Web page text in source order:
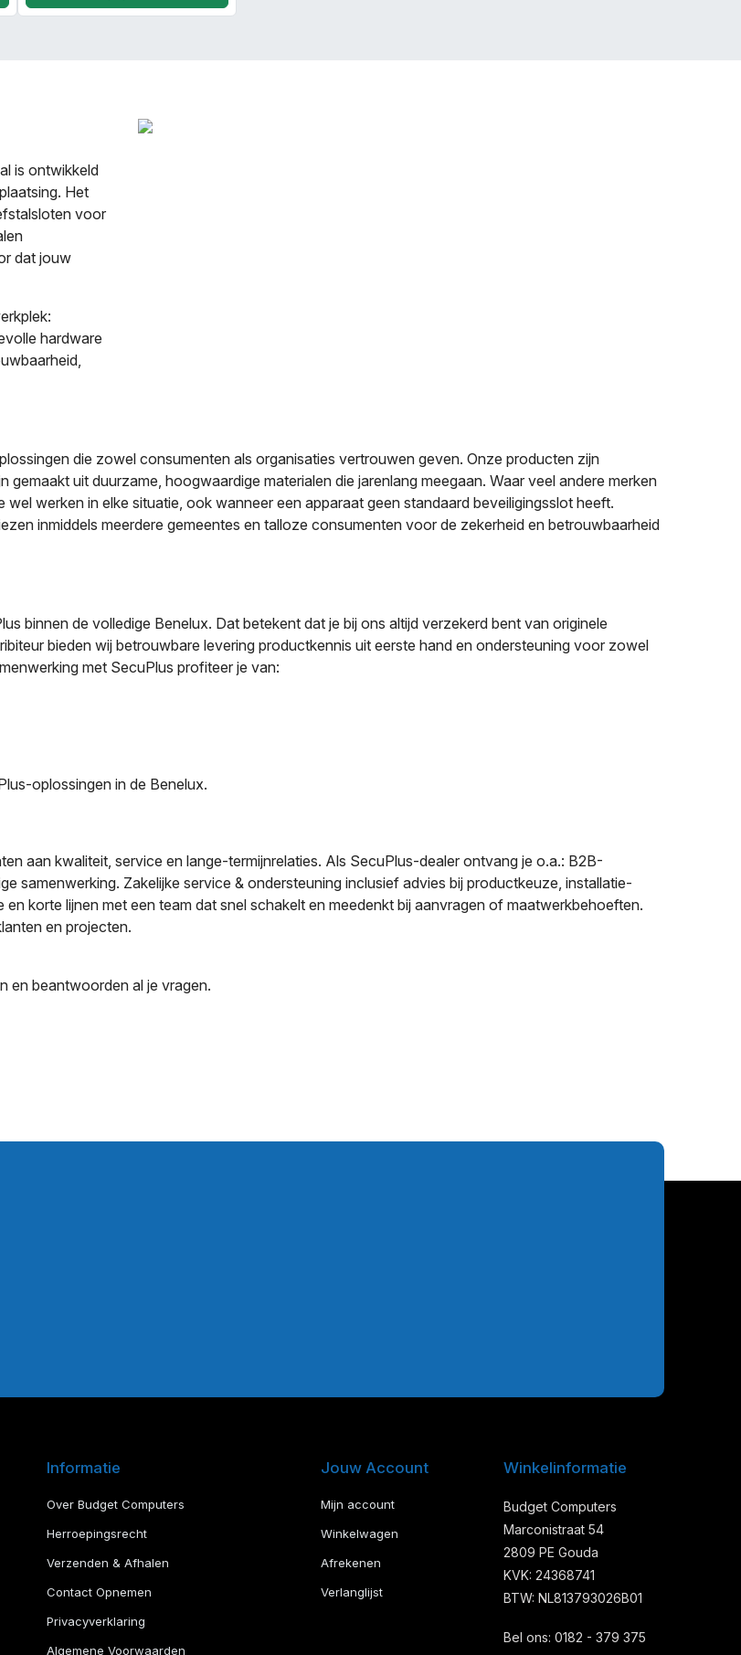
is ontwikkeld
Het
voor
dat jouw
hardware
die zowel consumenten als organisaties vertrouwen geven. Onze producten zijn
uit duurzame, hoogwaardige materialen die jarenlang meegaan. Waar veel andere merken
werken in elke situatie, ook wanneer een apparaat geen standaard beveiligingsslot heeft.
inmiddels meerdere gemeentes en talloze consumenten voor de zekerheid en betrouwbaarheid
binnen de volledige Benelux. Dat betekent dat je bij ons altijd verzekerd bent van originele
bieden wij betrouwbare levering productkennis uit eerste hand en ondersteuning voor zowel
met SecuPlus profiteer je van:
oplossingen in de Benelux.
aan kwaliteit, service en lange-termijnrelaties. Als SecuPlus-dealer ontvang je o.a.: B2B-
samenwerking. Zakelijke service & ondersteuning inclusief advies bij productkeuze, installatie-
korte lijnen met een team dat snel schakelt en meedenkt bij aanvragen of maatwerkbehoeften.
en projecten.
en beantwoorden al je vragen.
Informatie
Over Budget Computers
Herroepingsrecht
Verzenden & Afhalen
Contact Opnemen
Privacyverklaring
Algemene Voorwaarden
Jouw Account
Mijn account
Winkelwagen
Afrekenen
Verlanglijst
Winkelinformatie
Budget Computers
Marconistraat 54
2809 PE Gouda
KVK: 24368741
BTW: NL813793026B01
Bel ons: 0182 - 379 375